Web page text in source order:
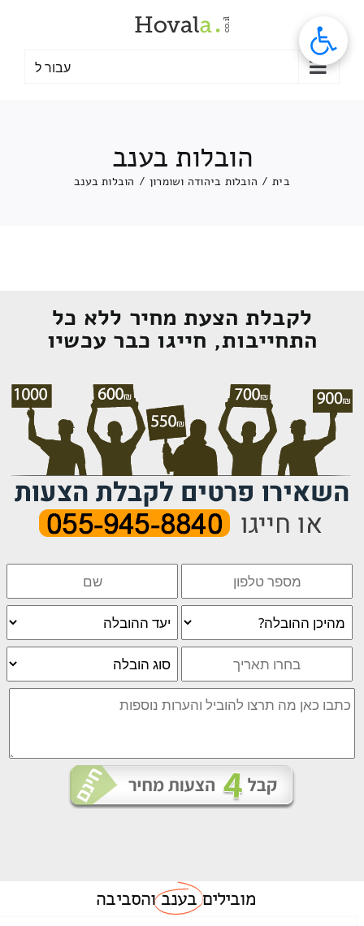
עבור ל
הובלות בענב
בית / הובלות ביהודה ושומרון / הובלות בענב
לקבלת הצעת מחיר ללא כל
התחייבות, חייגו כבר עכשיו
מוביליםבענבוהסביבה